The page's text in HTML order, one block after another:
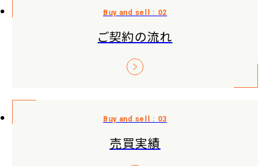
ご契約の流れ
売買実績